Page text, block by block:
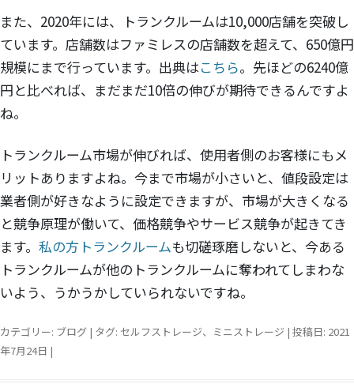
また、2020年には、トランクルームは10,000店舗を突破し
ています。店舗数はファミレスの店舗数を超えて、650億円
規模にまで行っています。出典はこちら。先ほどの6240億
円と比べれば、まだまだ10倍の伸びが期待できるんですよ
ね。
トランクルーム市場が伸びれば、使用者側のお客様にもメ
リットありますよね。今まで市場が小さいと、値段設定は
業者側が好きなように設定できますが、市場が大きくなる
と競争原理が働いて、価格競争やサービス競争が起きてき
ます。 私の方トランクルームも切磋琢磨しないと、今ある
トランクルームが他のトランクルームに奪われてしまわな
いよう、うかうかしていられないですね。
カテゴリー: ブログ | タグ: セルフストレージ、 ミニストレージ | 投稿日: 2021
年7月24日 |